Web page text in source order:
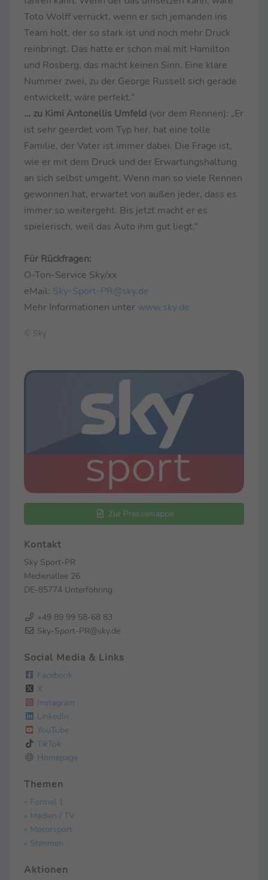
Toto Wolff verrückt, wenn er sich jemanden ins
Team holt, der so stark ist und noch mehr Druck
reinbringt. Das hatte er schon mal mit Hamilton
und Rosberg, das macht keinen Sinn. Eine klare
Nummer zwei, zu der George Russell sich gerade
entwickelt, wäre perfekt.“
… zu Kimi Antonellis Umfeld (vor dem Rennen): „Er
ist sehr geerdet vom Typ her, hat eine tolle
Familie, der Vater ist immer dabei. Die Frage ist,
wie er mit dem Druck und der Erwartungshaltung
an sich selbst umgeht. Wenn man so viele Rennen
gewonnen hat, erwartet von außen jeder, dass es
immer so weitergeht. Bis jetzt macht er es
spielerisch, weil das Auto ihm gut liegt.“
Für Rückfragen:
O-Ton-Service Sky/xx
eMail: Sky-Sport-PR@sky.de
Mehr Informationen unter www.sky.de
© Sky
Zur Pressemappe
Kontakt
Sky Sport-PR
Medienallee 26
DE-85774 Unterföhring
+49 89 99 58-68 83
Sky-Sport-PR@sky.de
Social Media & Links
Facebook
X
Instagram
LinkedIn
YouTube
TikTok
Homepage
Themen
» Formel 1
» Medien / TV
» Motorsport
» Stimmen
Aktionen